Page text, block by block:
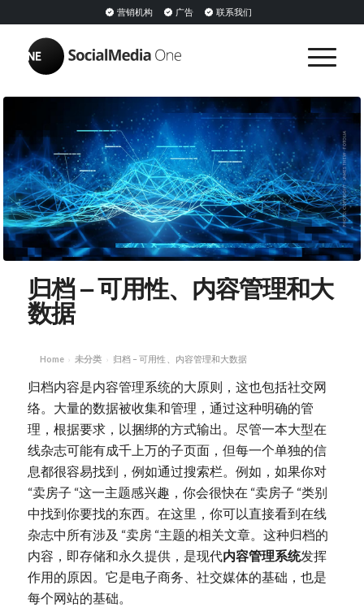
营销机构 广告 联系我们
归档 – 可用性、内容管理和大
数据
Home › 未分类 › 归档 – 可用性、内容管理和大数据
归档内容是内容管理系统的大原则，这也包括社交网
络。大量的数据被收集和管理，通过这种明确的管
理，根据要求，以捆绑的方式输出。尽管一本大型在
线杂志可能有成千上万的子页面，但每一个单独的信
息都很容易找到，例如通过搜索栏。例如，如果你对
“卖房子 “这一主题感兴趣，你会很快在 “卖房子 “类别
中找到你要找的东西。在这里，你可以直接看到在线
杂志中所有涉及 “卖房 “主题的相关文章。这种归档的
内容，即存储和永久提供，是现代内容管理系统发挥
作用的原因。它是电子商务、社交媒体的基础，也是
每个网站的基础。